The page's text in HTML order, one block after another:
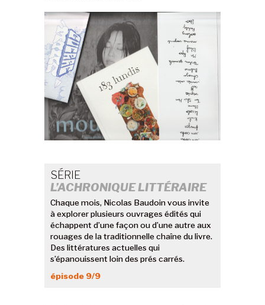
SÉRIE
L’ACHRONIQUE LITTÉRAIRE
Chaque mois, Nicolas Baudoin vous invite
à explorer plusieurs ouvrages édités qui
échappent d’une façon ou d’une autre aux
rouages de la traditionnelle chaîne du livre.
Des littératures actuelles qui
s’épanouissent loin des prés carrés.
épisode 9/9